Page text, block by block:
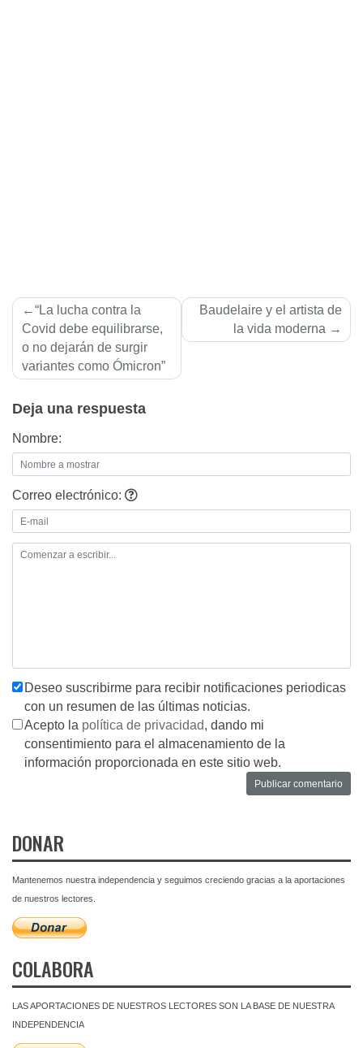
Navegación
de
entradas
“La lucha contra la
Covid debe equilibrarse,
o no dejarán de surgir
variantes como Ómicron”
Baudelaire y el artista de
la vida moderna
Deja una respuesta
Nombre:
Correo electrónico:
Deseo suscribirme para recibir notificaciones periodicas
con un resumen de las últimas noticias.
Acepto la política de privacidad, dando mi
consentimiento para el almacenamiento de la
información proporcionada en este sitio web.
DONAR
Mantenemos nuestra independencia y seguimos creciendo gracias a la aportaciones
de nuestros lectores.
COLABORA
LAS APORTACIONES DE NUESTROS LECTORES SON LA BASE DE NUESTRA
INDEPENDENCIA